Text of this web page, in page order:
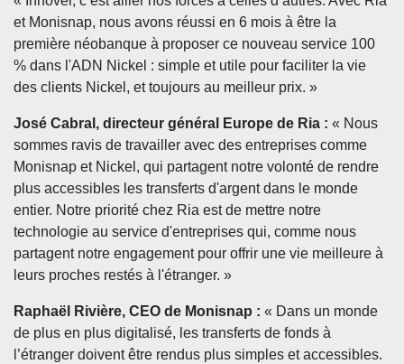
et Monisnap, nous avons réussi en 6 mois à être la
première néobanque à proposer ce nouveau service 100
% dans l'ADN Nickel : simple et utile pour faciliter la vie
des clients Nickel, et toujours au meilleur prix. »
José Cabral, directeur général Europe de Ria : « Nous
sommes ravis de travailler avec des entreprises comme
Monisnap et Nickel, qui partagent notre volonté de rendre
plus accessibles les transferts d'argent dans le monde
entier. Notre priorité chez Ria est de mettre notre
technologie au service d'entreprises qui, comme nous
partagent notre engagement pour offrir une vie meilleure à
leurs proches restés à l'étranger. »
Raphaël Rivière, CEO de Monisnap : « Dans un monde
de plus en plus digitalisé, les transferts de fonds à
l’étranger doivent être rendus plus simples et accessibles.